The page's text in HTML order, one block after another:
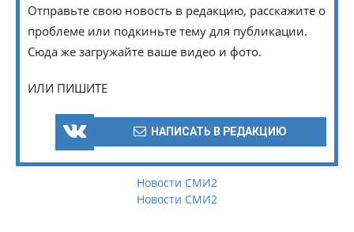
Отправьте свою новость в редакцию, расскажите о
проблеме или подкиньте тему для публикации.
Сюда же загружайте ваше видео и фото.
ИЛИ ПИШИТЕ
НАПИСАТЬ В РЕДАКЦИЮ
Новости СМИ2
Новости СМИ2